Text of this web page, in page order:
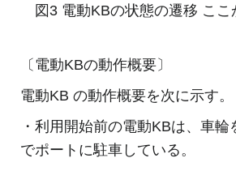
図3 電動KBの状態の遷移 ここ
〔電動KBの動作概要〕
電動KB の動作概要を次に示す。
・利用開始前の電動KBは、車
でポートに駐車している。